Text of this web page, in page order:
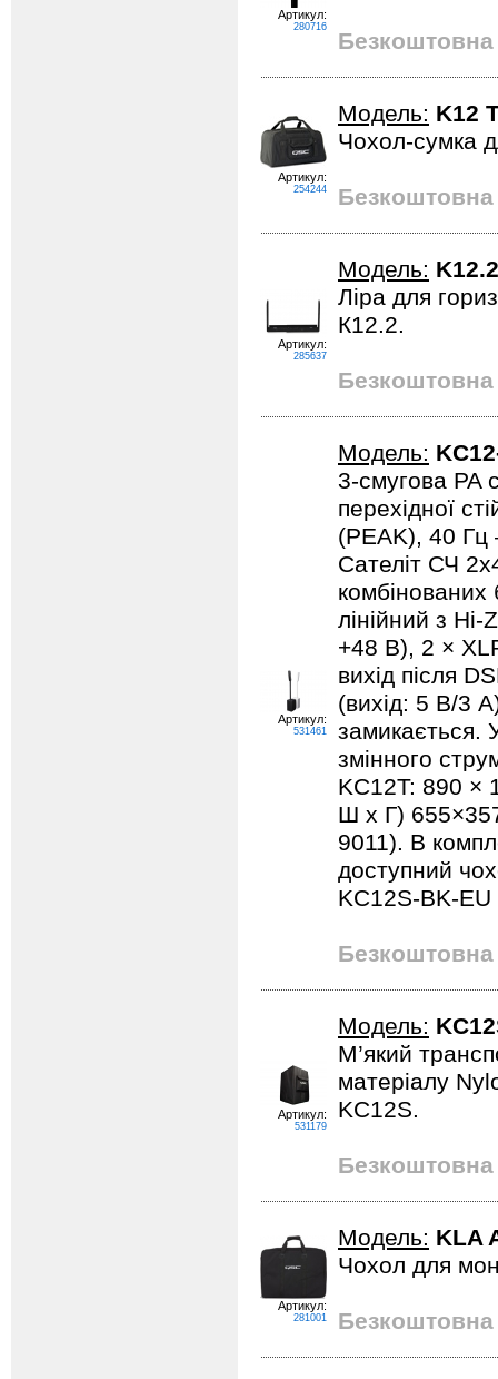
Артикул:
280716
Безкоштовна
Артикул:
254244
Модель: K12
Чохол-сумка
Безкоштовна
Артикул:
285637
Модель:
Ліра для
К12.2.
Безкоштовна
Артикул:
531461
Модель:
3-смугова PA
перехідної
(PEAK), 40 Гц
Сателіт СЧ
лінійний з Hi-
+48 В), 2 ×
вихід після
(вихід: 5 В/3
замикається.
змінного
KC12T: 890 ×
Ш x Г)
9011). В
доступний
KC12S-BK-
Безкоштовна
Артикул:
531179
Модель:
М’який
матеріалу
KC12S.
Безкоштовна
Артикул:
281001
Модель: KLA
Чохол для
Безкоштовна